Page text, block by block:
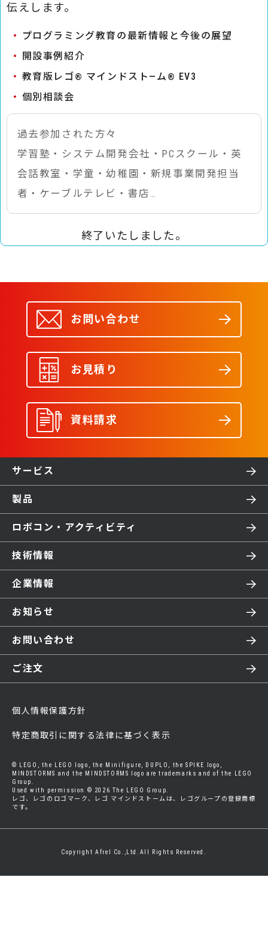
伝えします。
プログラミング教育の最新情報と今後の展望
開設事例紹介
教育版レゴ® マインドスト―ム ® EV3
個別相談会
過去参加された方々
学習塾・システム開発会社・PCスクール・英
会話教室・学童・幼稚園・新規事業開発担当
者・ケーブルテレビ・書店…
終了いたしました。
お問い合わせ
お見積り
資料請求
サービス
製品
ロボコン・アクティビティ
技術情報
企業情報
お知らせ
お問い合わせ
ご注文
個人情報保護方針
特定商取引に関する法律に基づく表示
© LEGO, the LEGO logo, the Minifigure, DUPLO, the SPIKE logo,
MINDSTORMS and the MINDSTORMS logo are trademarks and of the LEGO
Group.
Used with permission © 2026 The LEGO Group.
レゴ、レゴのロゴマーク、レゴ マインドストームは、レゴグループの登録商標
です。
Copyright Afrel Co.,Ltd.All Rights Reserved.